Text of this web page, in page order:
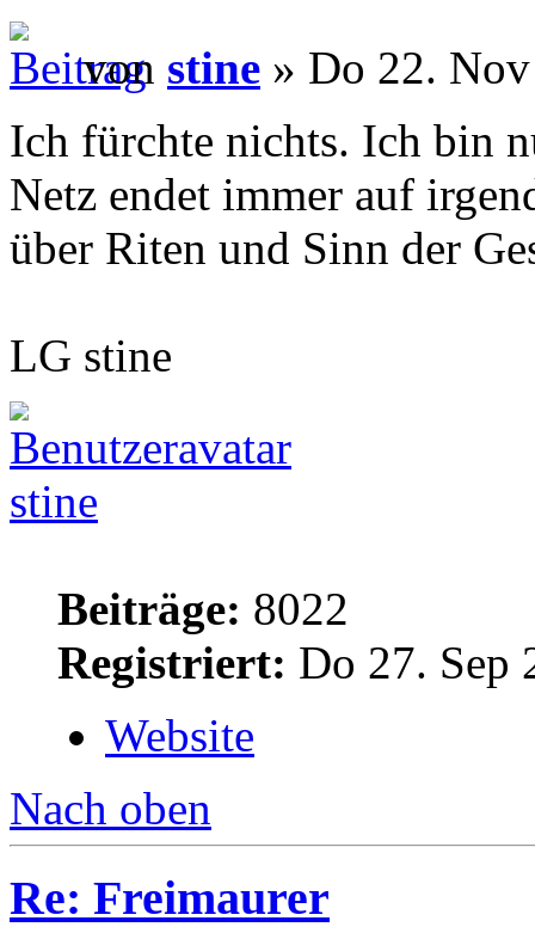
von stine » Do 22.
Ich fürchte nichts. Ich bin
Netz endet immer auf
über Riten und Sinn der
LG stine
stine
Beiträge: 8022
Registriert: Do 27. Sep
Website
Nach oben
Re: Freimaurer